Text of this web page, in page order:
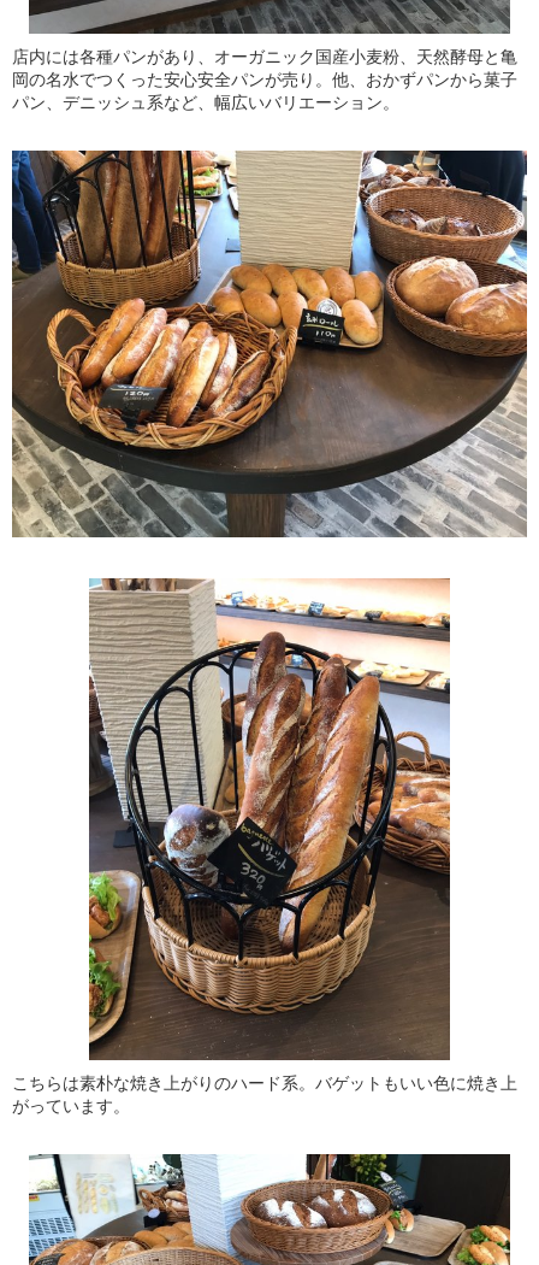
店内には各種パンがあり、オーガニック国産小麦粉、天然酵母と亀
岡の名水でつくった安心安全パンが売り。他、おかずパンから菓子
パン、デニッシュ系など、幅広いバリエーション。
こちらは素朴な焼き上がりのハード系。バゲットもいい色に焼き上
がっています。